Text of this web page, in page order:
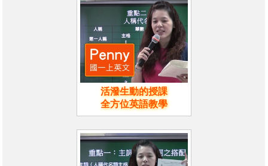
活潑生動的授課
全方位英語教學